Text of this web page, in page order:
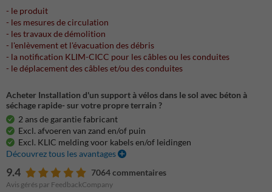
- le produit
- les mesures de circulation
- les travaux de démolition
- l'enlèvement et l'évacuation des débris
- la notification KLIM-CICC pour les câbles ou les conduites
- le déplacement des câbles et/ou des conduites
Acheter Installation d'un support à vélos dans le sol avec béton à
séchage rapide- sur votre propre terrain ?
2 ans de garantie fabricant
Excl. afvoeren van zand en/of puin
Excl. KLIC melding voor kabels en/of leidingen
Découvrez tous les avantages
9.4 7064 commentaires
Avis gérés par FeedbackCompany